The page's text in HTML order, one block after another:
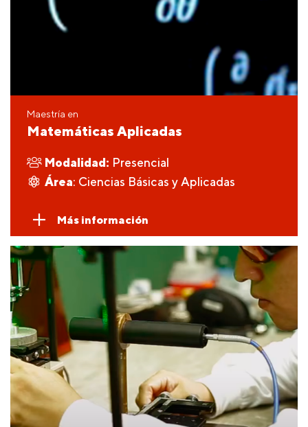
Maestría en
Matemáticas Aplicadas
Modalidad: Presencial
Área: Ciencias Básicas y Aplicadas
Más información